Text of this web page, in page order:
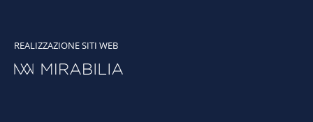
REALIZZAZIONE SITI WEB